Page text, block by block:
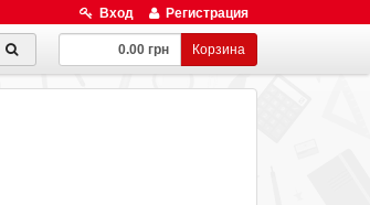
Вход Регистрация
0.00 грн Корзина